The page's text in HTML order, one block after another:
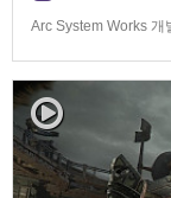
Arc System Works 개
로 예정.